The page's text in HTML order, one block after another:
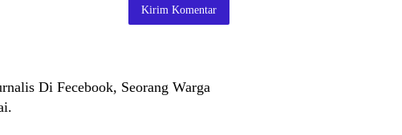
Di Fecebook, Seorang Warga